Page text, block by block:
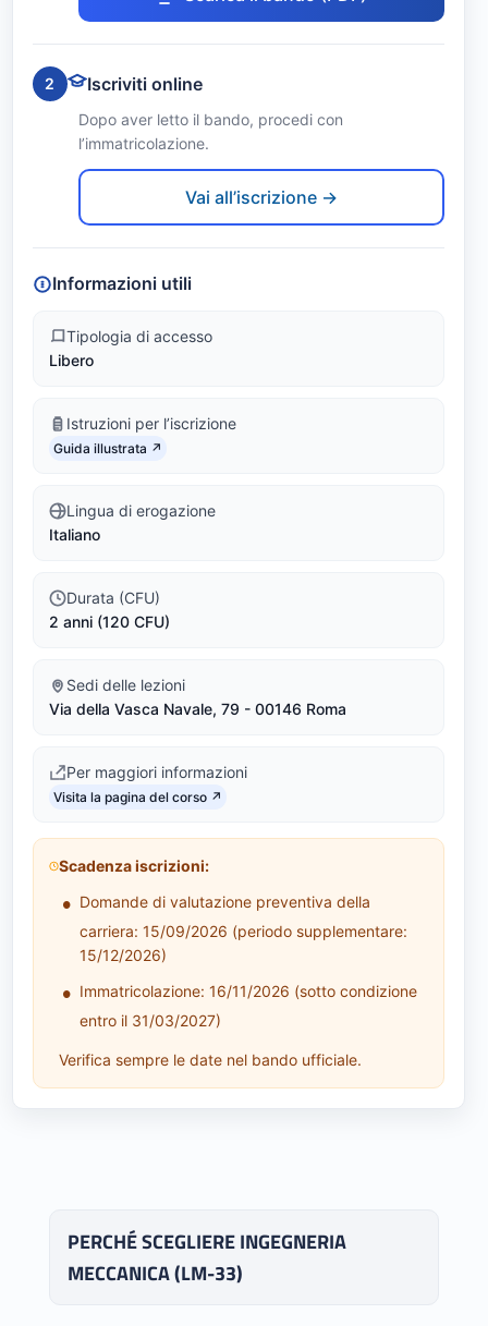
2 Iscriviti online
Dopo aver letto il bando, procedi con
l’immatricolazione.
Vai all’iscrizione →
Informazioni utili
Tipologia di accesso
Libero
Istruzioni per l’iscrizione
Link identifier #identifier__155489-3
Guida illustrata ↗
Lingua di erogazione
Italiano
Durata (CFU)
2 anni (120 CFU)
Sedi delle lezioni
Via della Vasca Navale, 79 - 00146 Roma
Per maggiori informazioni
Link identifier #identifier__36251-4Visita la pagina del corso ↗
Scadenza iscrizioni:
Domande di valutazione preventiva della
carriera: 15/09/2026 (periodo supplementare:
15/12/2026)
Immatricolazione: 16/11/2026 (sotto condizione
entro il 31/03/2027)
Verifica sempre le date nel bando ufficiale.
PERCHÉ SCEGLIERE INGEGNERIA
MECCANICA (LM-33)